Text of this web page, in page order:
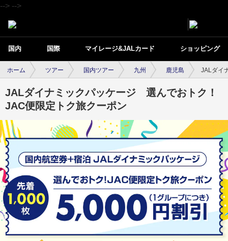
--> -->
国内 国際 マイレージ&JALカード ショッピング
ホーム ツアー 国内ツアー 九州 鹿児島 JALダイ
JALダイナミックパッケージ 選んでおトク！
JAC便限定トク旅クーポン